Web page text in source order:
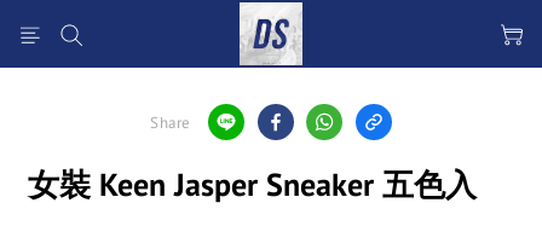
Share
女裝 Keen Jasper Sneaker 五色入